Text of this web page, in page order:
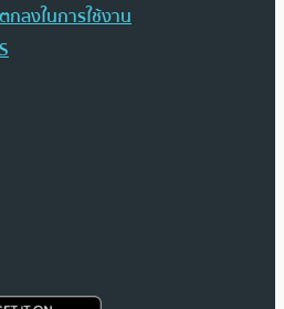
กลงในการใช้งาน